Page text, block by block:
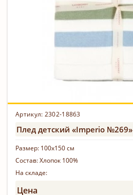
Артикул: 2302-18863
Плед детский «Imperio №269»
Размер: 100х150 см
Состав:Хлопок 100%
На складе:
Цена